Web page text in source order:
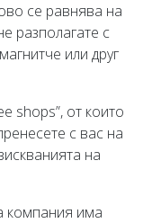
се равнява на
разполагате с
или друг
shops”, от които
с вас на
на
компания има